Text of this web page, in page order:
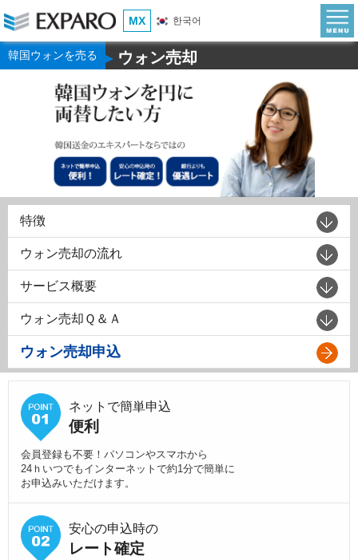
MX 한국어
韓国ウォンを売る ▶ウォン売却
特徴
ウォン売却の流れ
サービス概要
ウォン売却Ｑ＆Ａ
ウォン売却申込
ネットで簡単申込
便利
会員登録も不要！パソコンやスマホから
24ｈいつでもインターネットで約1分で簡単に
お申込みいただけます。
安心の申込時の
レート確定